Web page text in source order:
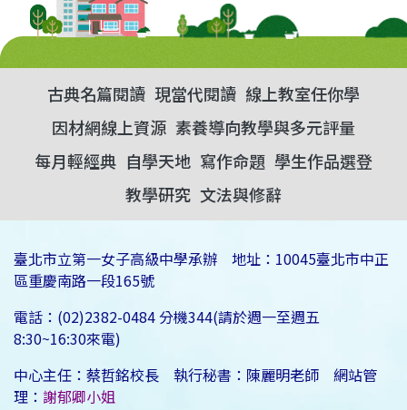
古典名篇閱讀 現當代閱讀 線上教室任你學
因材網線上資源 素養導向教學與多元評量
每月輕經典 自學天地 寫作命題 學生作品選登
教學研究 文法與修辭
臺北市立第一女子高級中學承辦 地址：10045臺北市中正
區重慶南路一段165號
電話：(02)2382-0484 分機344(請於週一至週五
8:30~16:30來電)
中心主任：蔡哲銘校長 執行秘書：陳麗明老師 網站管
理： 謝郁卿小姐